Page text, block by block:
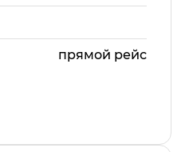
прямой рейс